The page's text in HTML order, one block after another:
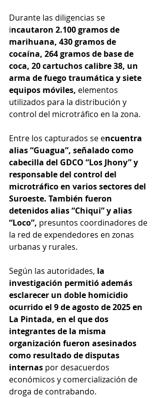
Durante las diligencias se
incautaron 2.100 gramos de
marihuana, 430 gramos de
cocaína, 264 gramos de base de
coca, 20 cartuchos calibre 38, un
arma de fuego traumática y siete
equipos móviles, elementos
utilizados para la distribución y
control del microtráfico en la zona.
Entre los capturados se encuentra
alias “Guagua”, señalado como
cabecilla del GDCO “Los Jhony” y
responsable del control del
microtráfico en varios sectores del
Suroeste. También fueron
detenidos alias “Chiqui” y alias
“Loco”, presuntos coordinadores de
la red de expendedores en zonas
urbanas y rurales.
Según las autoridades, la
investigación permitió además
esclarecer un doble homicidio
ocurrido el 9 de agosto de 2025 en
La Pintada, en el que dos
integrantes de la misma
organización fueron asesinados
como resultado de disputas
internas por desacuerdos
económicos y comercialización de
droga de contrabando.